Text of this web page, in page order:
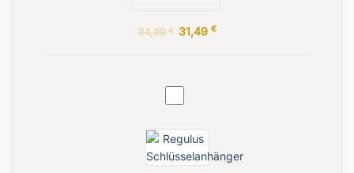
34,99€ 31,49€